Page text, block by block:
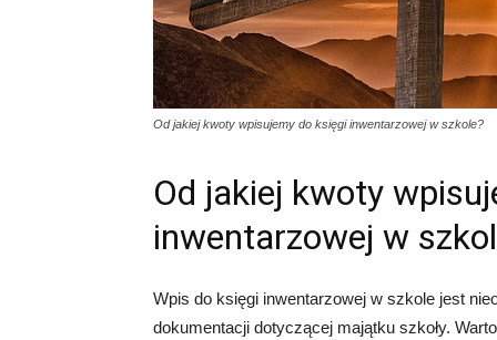
Od jakiej kwoty wpisujemy do księgi inwentarzowej w szkole?
Od jakiej kwoty
inwentarzowej w
Wpis do księgi inwentarzowej w szkole jest
dokumentacji dotyczącej majątku szkoły.